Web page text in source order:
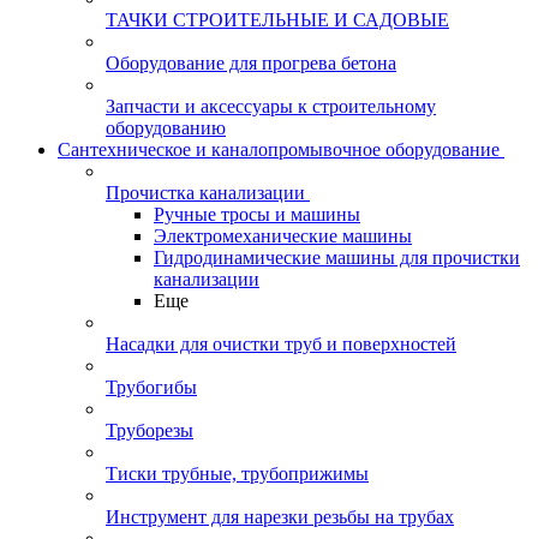
ТАЧКИ СТРОИТЕЛЬНЫЕ И САДОВЫЕ
Оборудование для прогрева бетона
Запчасти и аксессуары к строительному
оборудованию
Сантехническое и каналопромывочное оборудование
Прочистка канализации
Ручные тросы и машины
Электромеханические машины
Гидродинамические машины для прочистки
канализации
Еще
Насадки для очистки труб и поверхностей
Трубогибы
Труборезы
Тиски трубные, трубоприжимы
Инструмент для нарезки резьбы на трубах